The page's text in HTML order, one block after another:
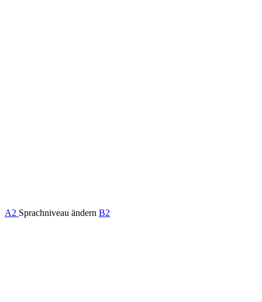
A2 Sprachniveau ändern B2